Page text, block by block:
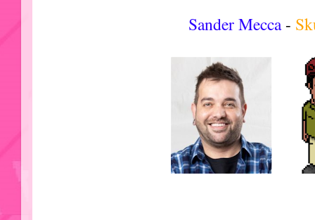
Sander Mecca-